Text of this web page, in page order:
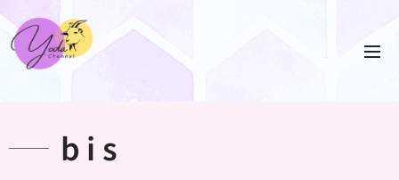
b i s